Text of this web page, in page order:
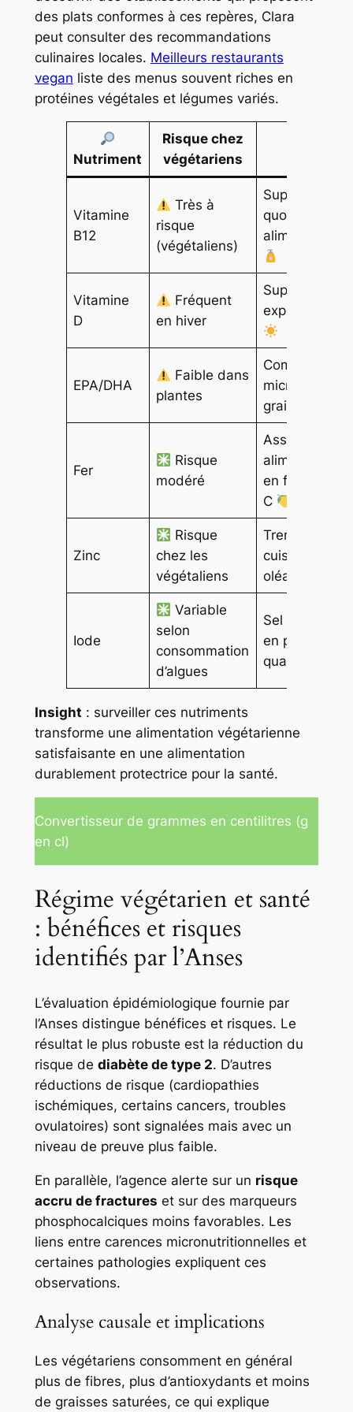
des plats conformes à ces repères, Clara
peut consulter des recommandations
culinaires locales. Meilleurs restaurants
vegan liste des menus souvent riches en
protéines végétales et légumes variés.
Nutriment
Risque chez
végétariens
Vitamine
B12
Très à
risque
(végétaliens)
Supplément
quotidien ou
aliments
Vitamine
D
Fréquent
en hiver
exposition
EPA/DHA
Faible dans
plantes
Compléments
microalgues,
graines de lin
Fer
Risque
modéré
Associer
aliments
en fer +
C
Zinc
Risque
chez les
végétaliens
Trempage,
cuisson,
oléagineux
Iode
Variable
selon
consommation
d’algues
Sel iodé,
en petites
quantités
Insight : surveiller ces nutriments
transforme une alimentation végétarienne
satisfaisante en une alimentation
durablement protectrice pour la santé.
Convertisseur de grammes en centilitres (g
en cl)
Régime végétarien et santé
: bénéfices et risques
identifiés par l’Anses
L’évaluation épidémiologique fournie par
l’Anses distingue bénéfices et risques. Le
résultat le plus robuste est la réduction du
risque de diabète de type 2. D’autres
réductions de risque (cardiopathies
ischémiques, certains cancers, troubles
ovulatoires) sont signalées mais avec un
niveau de preuve plus faible.
En parallèle, l’agence alerte sur un risque
accru de fractures et sur des marqueurs
phosphocalciques moins favorables. Les
liens entre carences micronutritionnelles et
certaines pathologies expliquent ces
observations.
Analyse causale et implications
Les végétariens consomment en général
plus de fibres, plus d’antioxydants et moins
de graisses saturées, ce qui explique